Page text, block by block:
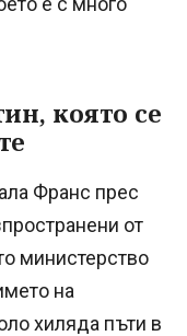
която се
Франс прес
от
министерство
на
хиляда пъти в